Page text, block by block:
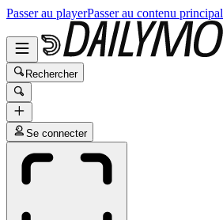
Passer au playerPasser au contenu principal
Rechercher
Se connecter